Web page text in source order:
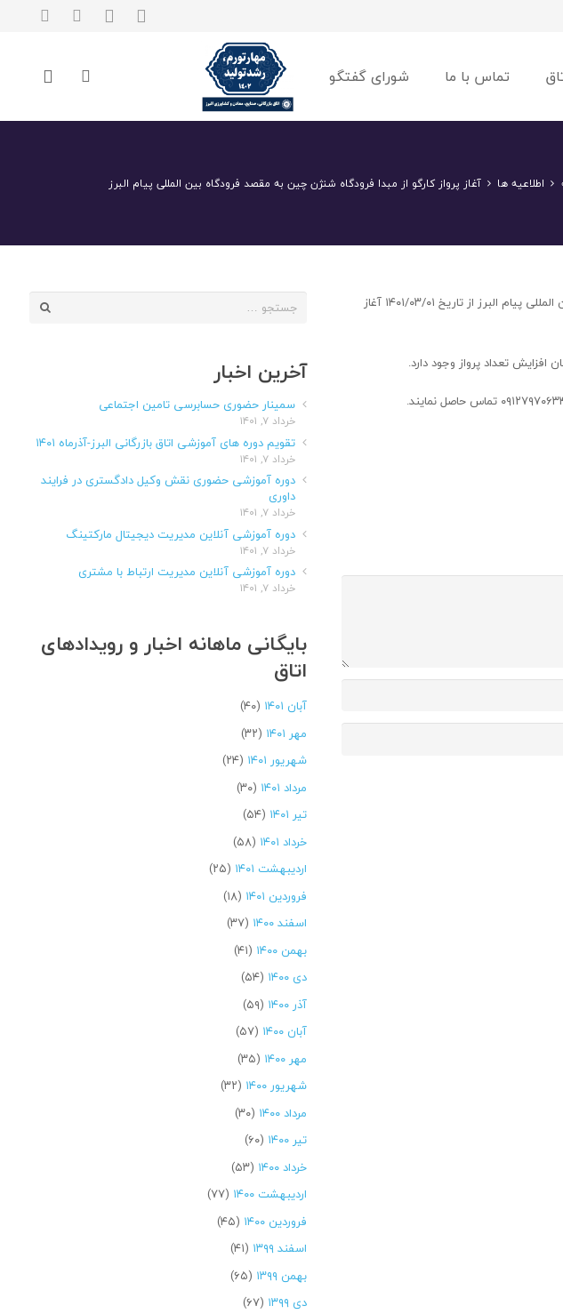
تماس با ما شورای گفتگو
اطلاعیه ها آغاز پرواز کارگو از مبدا فرودگاه شنژن چین به مقصد فرودگاه بین المللی پیام البرز
به اطلاع کلیه واحدهای تولیدی، خدماتی و بازرگانی استان می رساند پرواز کارگو از مبدا فرودگاه شنژن چین به مقصد فرودگاه بین المللی پیام البرز از تاریخ ۱۴۰۱/۰۳/۰۱ آغاز
تعداد پرواز وجود دارد.
جستجو
آخرین اخبار
سمینار حضوری حسابرسی تامین اجتماعی
خرداد ۷, ۱۴۰۱
تقویم دوره های آموزشی اتاق بازرگانی البرز-آذرماه ۱۴۰۱
خرداد ۷, ۱۴۰۱
دوره آموزشی حضوری نقش وکیل دادگستری در فرایند
داوری
خرداد ۷, ۱۴۰۱
دوره آموزشی آنلاین مدیریت دیجیتال مارکتینگ
خرداد ۷, ۱۴۰۱
دوره آموزشی آنلاین مدیریت ارتباط با مشتری
خرداد ۷, ۱۴۰۱
بایگانی ماهانه اخبار و رویدادهای
اتاق
آبان ۱۴۰۱
(۴۰)
مهر ۱۴۰۱
(۳۲)
شهریور ۱۴۰۱
(۲۴)
مرداد ۱۴۰۱
(۳۰)
تیر ۱۴۰۱
(۵۴)
خرداد ۱۴۰۱
(۵۸)
اردیبهشت ۱۴۰۱
(۲۵)
فروردین ۱۴۰۱
(۱۸)
اسفند ۱۴۰۰
(۳۷)
بهمن ۱۴۰۰
(۴۱)
دی ۱۴۰۰
(۵۴)
آذر ۱۴۰۰
(۵۹)
آبان ۱۴۰۰
(۵۷)
مهر ۱۴۰۰
(۳۵)
شهریور ۱۴۰۰
(۳۲)
مرداد ۱۴۰۰
(۳۰)
تیر ۱۴۰۰
(۶۰)
خرداد ۱۴۰۰
(۵۳)
اردیبهشت ۱۴۰۰
(۷۷)
فروردین ۱۴۰۰
(۴۵)
اسفند ۱۳۹۹
(۴۱)
بهمن ۱۳۹۹
(۶۵)
دی ۱۳۹۹
(۶۷)